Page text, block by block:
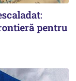
pentru